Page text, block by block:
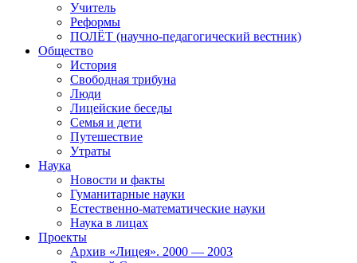
Учитель
Реформы
ПОЛЁТ (научно-педагогический вестник)
Общество
История
Свободная трибуна
Люди
Лицейские беседы
Семья и дети
Путешествие
Утраты
Наука
Новости и факты
Гуманитарные науки
Естественно-математические науки
Наука в лицах
Проекты
Архив «Лицея». 2000 — 2003